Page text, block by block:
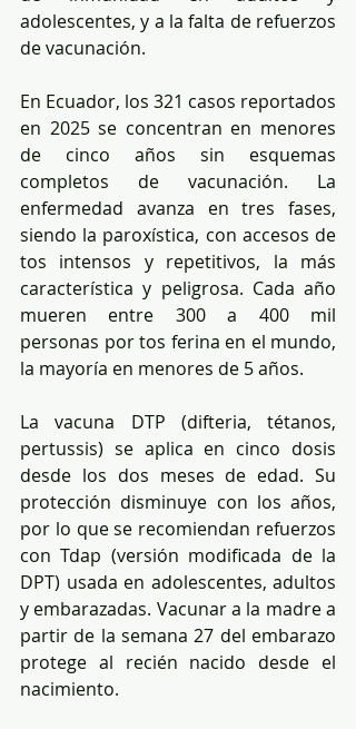
adolescentes, y a la falta de refuerzos
de vacunación.
En Ecuador, los 321 casos reportados
en 2025 se concentran en menores
de cinco años sin esquemas
completos de vacunación. La
enfermedad avanza en tres fases,
siendo la paroxística, con accesos de
tos intensos y repetitivos, la más
característica y peligrosa. Cada año
mueren entre 300 a 400 mil
personas por tos ferina en el mundo,
la mayoría en menores de 5 años.
La vacuna DTP (difteria, tétanos,
pertussis) se aplica en cinco dosis
desde los dos meses de edad. Su
protección disminuye con los años,
por lo que se recomiendan refuerzos
con Tdap (versión modificada de la
DPT) usada en adolescentes, adultos
y embarazadas. Vacunar a la madre a
partir de la semana 27 del embarazo
protege al recién nacido desde el
nacimiento.